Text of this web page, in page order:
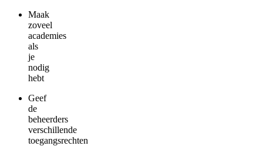
Maak
zoveel
academies
als
je
nodig
hebt
Geef
de
beheerders
verschillende
toegangsrechten